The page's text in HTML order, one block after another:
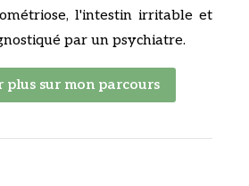
l'intestin irritable et
par un psychiatre.
plus sur mon parcours